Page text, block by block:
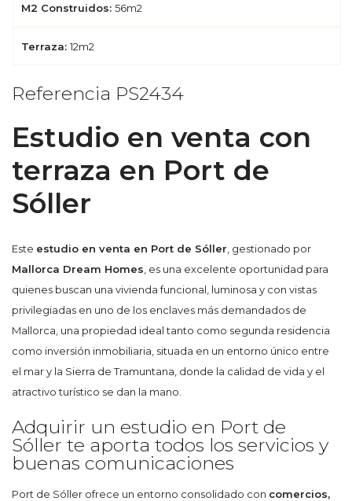
M2 Construidos: 56m2
Terraza: 12m2
Referencia PS2434
Estudio en venta con
terraza en Port de
Sóller
Este estudio en venta en Port de Sóller , gestionado por
Mallorca Dream Homes , es una excelente oportunidad para
quienes buscan una vivienda funcional, luminosa y con vistas
privilegiadas en uno de los enclaves más demandados de
Mallorca, una propiedad ideal tanto como segunda residencia
como inversión inmobiliaria, situada en un entorno único entre
el mar y la Sierra de Tramuntana, donde la calidad de vida y el
atractivo turístico se dan la mano.
Adquirir un estudio en Port de
Sóller te aporta todos los servicios y
buenas comunicaciones
Port de Sóller ofrece un entorno consolidado con comercios,